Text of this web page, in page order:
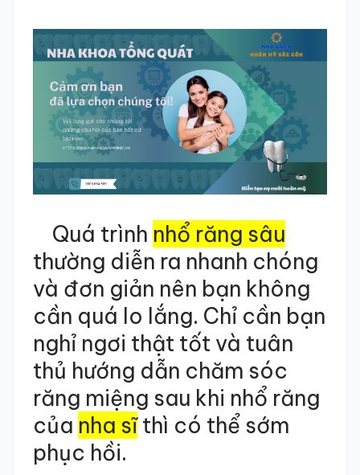
Quá trình nhổ răng sâu
thường diễn ra nhanh chóng
và đơn giản nên bạn không
cần quá lo lắng. Chỉ cần bạn
nghỉ ngơi thật tốt và tuân
thủ hướng dẫn chăm sóc
răng miệng sau khi nhổ răng
của nha sĩthì có thể sớm
phục hồi.